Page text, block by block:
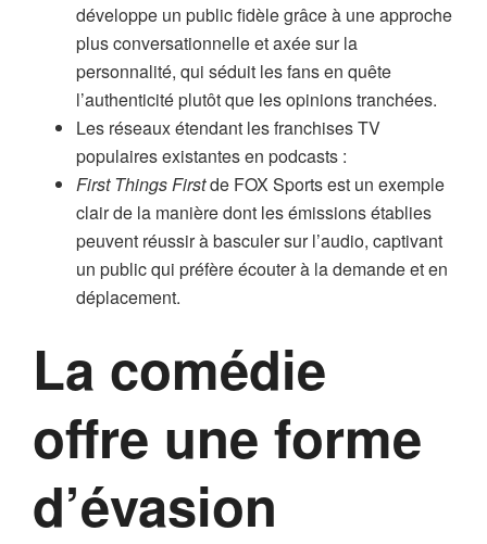
développe un public fidèle grâce à une approche
plus conversationnelle et axée sur la
personnalité, qui séduit les fans en quête
l’authenticité plutôt que les opinions tranchées.
Les réseaux étendant les franchises TV
populaires existantes en podcasts :
First Things Firstde FOX Sports est un exemple
clair de la manière dont les émissions établies
peuvent réussir à basculer sur l’audio, captivant
un public qui préfère écouter à la demande et en
déplacement.
La comédie
offre une forme
d’évasion